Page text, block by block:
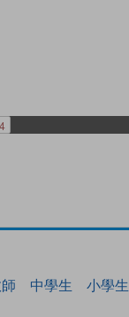
4
中學生 小學生